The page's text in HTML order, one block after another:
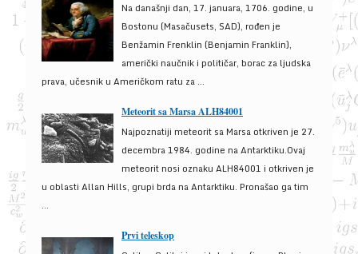
Na današnji dan, 17. januara, 1706. godine, u
Bostonu (Masačusets, SAD), rođen je
Benžamin Frenklin (Benjamin Franklin),
američki naučnik i političar, borac za ljudska
prava, učesnik u Američkom ratu za ...
Meteorit sa Marsa ALH84001
Najpoznatiji meteorit sa Marsa otkriven je 27.
decembra 1984. godine na Antarktiku.Ovaj
meteorit nosi oznaku ALH84001 i otkriven je
u oblasti Allan Hills, grupi brda na Antarktiku. Pronašao ga tim
...
Prvi teleskop